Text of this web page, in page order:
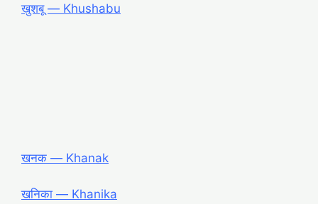
खुशबू ― Khushabu
खनक ― Khanak
खनिका ― Khanika